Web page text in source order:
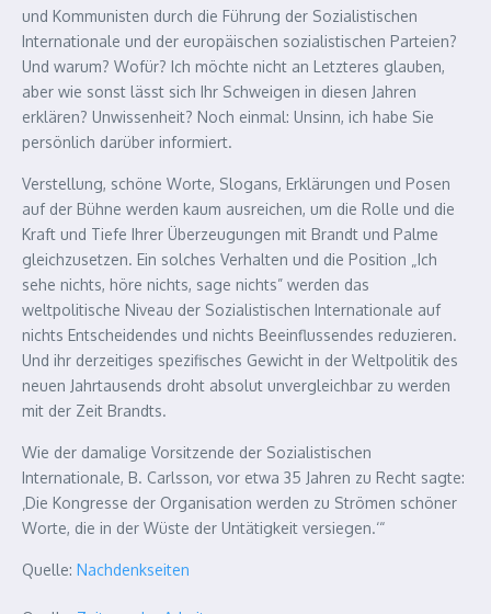
und Kommunisten durch die Führung der Sozialistischen
Internationale und der europäischen sozialistischen Parteien?
Und warum? Wofür? Ich möchte nicht an Letzteres glauben,
aber wie sonst lässt sich Ihr Schweigen in diesen Jahren
erklären? Unwissenheit? Noch einmal: Unsinn, ich habe Sie
persönlich darüber informiert.
Verstellung, schöne Worte, Slogans, Erklärungen und Posen
auf der Bühne werden kaum ausreichen, um die Rolle und die
Kraft und Tiefe Ihrer Überzeugungen mit Brandt und Palme
gleichzusetzen. Ein solches Verhalten und die Position „Ich
sehe nichts, höre nichts, sage nichts” werden das
weltpolitische Niveau der Sozialistischen Internationale auf
nichts Entscheidendes und nichts Beeinflussendes reduzieren.
Und ihr derzeitiges spezifisches Gewicht in der Weltpolitik des
neuen Jahrtausends droht absolut unvergleichbar zu werden
mit der Zeit Brandts.
Wie der damalige Vorsitzende der Sozialistischen
Internationale, B. Carlsson, vor etwa 35 Jahren zu Recht sagte:
‚Die Kongresse der Organisation werden zu Strömen schöner
Worte, die in der Wüste der Untätigkeit versiegen.‘“
Quelle: Nachdenkseiten